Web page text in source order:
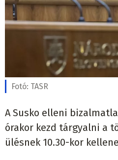
Fotó: TASR
A Susko elleni
órakor kezd tárgyalni a
ülésnek 10.30-kor